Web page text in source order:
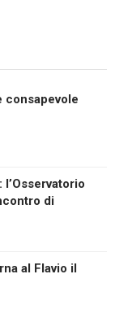
consapevole
di
al Flavio il